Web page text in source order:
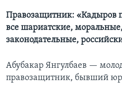
Правозащитник: «Кадыров
все шариатские,
законодательные,
Абубакар Янгулбаев —
правозащитник, бывший